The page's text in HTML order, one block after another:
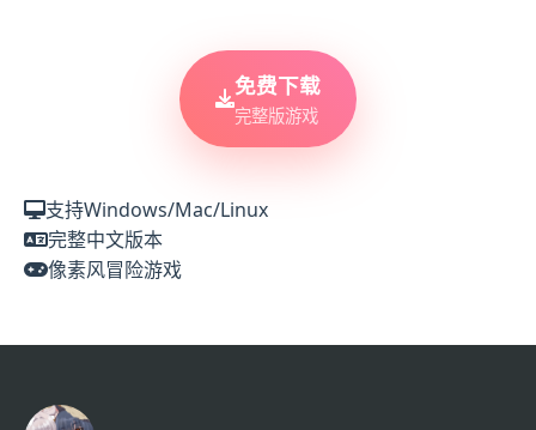
免费下载
完整版游戏
支持Windows/Mac/Linux
完整中文版本
像素风冒险游戏